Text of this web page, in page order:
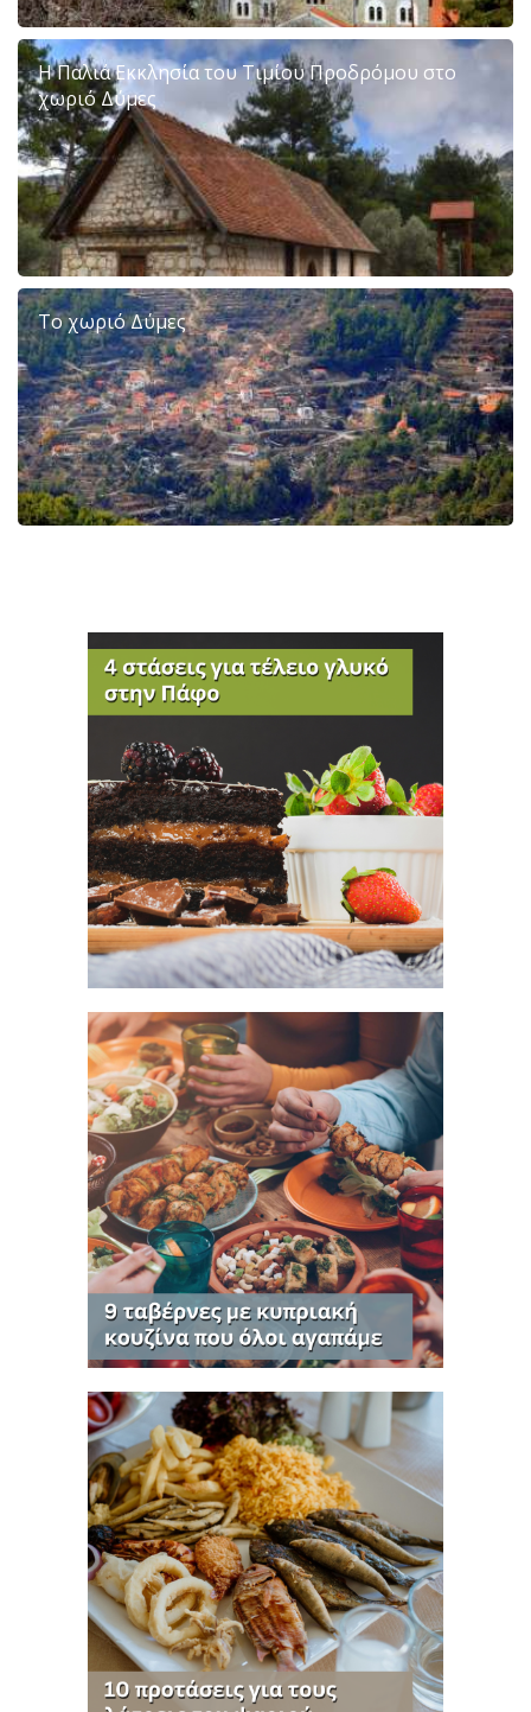
Η Παλιά Εκκλησία του Τιμίου Προδρόμου στο
χωριό Δύμες
Το χωριό Δύμες